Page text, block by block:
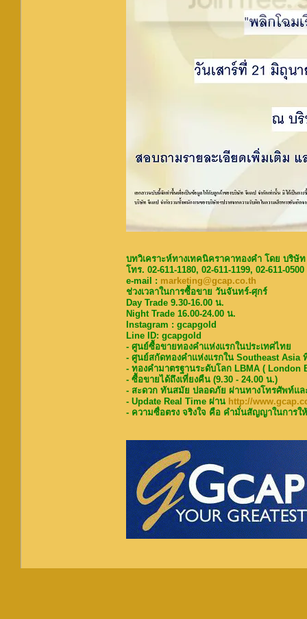
บทวิเคราะห์ทางเทคนิคราคาทองคำ โดย บริษั
โทร. 02-611-1180, 02-611-1199, 02-611-
e-mail : marketing@gcap.co.th
ช่วงเวลาในการซื้อขาย วันจันทร์-ศุกร์
Day Trade 9.30-16.00 น.
Night Trade 16.00-24.00 น.
Instagram : gcapgold
Line ID: gcapgold
- ศูนย์ซื้อขายทองคำแห่งแรกในประเทศไทย
- ศูนย์สกัดทองคำแห่งแรกใน Southeast Asia
- ทองคำมาตรฐานระดับโลก LBMA ( London
- ซื้อขายได้ถึงเที่ยงคืน (9.30 - 24.00 น.)
- สะดวก ทันสมัย ปลอดภัย ผ่านทางโทรศัพท์แล
- Update Real Time ผ่าน http://
- ความซื่อตรง จริงใจ คือ คำมั่นสัญญาในการใ